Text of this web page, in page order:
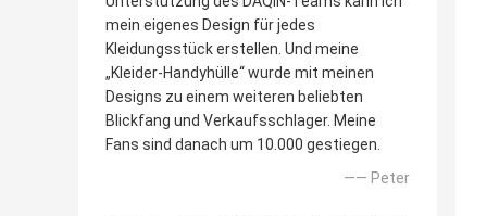
mein eigenes Design für jedes
Kleidungsstück erstellen. Und meine
„Kleider-Handyhülle“ wurde mit meinen
Designs zu einem weiteren beliebten
Blickfang und Verkaufsschlager. Meine
Fans sind danach um 10.000 gestiegen.
—— Peter